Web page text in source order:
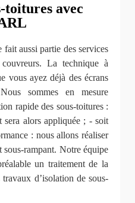
toitures avec
aussi partie des services
La technique à
vous ayez déjà des écrans
sommes en mesure
rapide des sous-toitures :
sera alors appliquée ; - soit
: nous allons réaliser
sous-rampant. Notre équipe
un traitement de la
d’isolation de sous-